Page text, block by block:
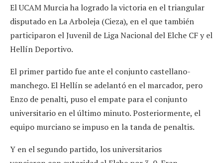
El UCAM Murcia ha logrado la victoria en el triangular
disputado en La Arboleja (Cieza), en el que también
participaron el Juvenil de Liga Nacional del Elche CF y el
Hellín Deportivo.
El primer partido fue ante el conjunto castellano-
manchego. El Hellín se adelantó en el marcador, pero
Enzo de penalti, puso el empate para el conjunto
universitario en el último minuto. Posteriormente, el
equipo murciano se impuso en la tanda de penaltis.
Y en el segundo partido, los universitarios